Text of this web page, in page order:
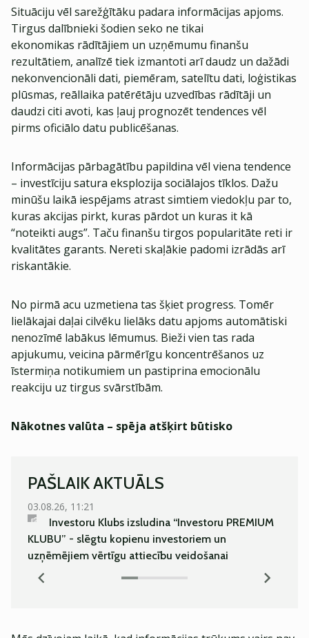
Situāciju vēl sarežģītāku padara informācijas apjoms.
Tirgus dalībnieki šodien seko ne tikai
ekonomikas rādītājiem un uzņēmumu finanšu
rezultātiem, analīzē tiek izmantoti arī daudz un dažādi
nekonvencionāli dati, piemēram, satelītu dati, loģistikas
plūsmas, reāllaika patērētāju uzvedības rādītāji un
daudzi citi avoti, kas ļauj prognozēt tendences vēl
pirms oficiālo datu publicēšanas.
Informācijas pārbagātību papildina vēl viena tendence
– investīciju satura eksplozija sociālajos tīklos. Dažu
minūšu laikā iespējams atrast simtiem viedokļu par to,
kuras akcijas pirkt, kuras pārdot un kuras it kā
“noteikti augs”. Taču finanšu tirgos popularitāte reti ir
kvalitātes garants. Nereti skaļākie padomi izrādās arī
riskantākie.
No pirmā acu uzmetiena tas šķiet progress. Tomēr
lielākajai daļai cilvēku lielāks datu apjoms automātiski
nenozīmē labākus lēmumus. Bieži vien tas rada
apjukumu, veicina pārmērīgu koncentrēšanos uz
īstermiņa notikumiem un pastiprina emocionālu
reakciju uz tirgus svārstībām.
Nākotnes valūta – spēja atšķirt būtisko
PAŠLAIK AKTUĀLS
03.08.26, 11:21
Investoru Klubs izsludina “Investoru PREMIUM
KLUBU” - slēgtu kopienu investoriem un
uzņēmējiem vērtīgu attiecību veidošanai